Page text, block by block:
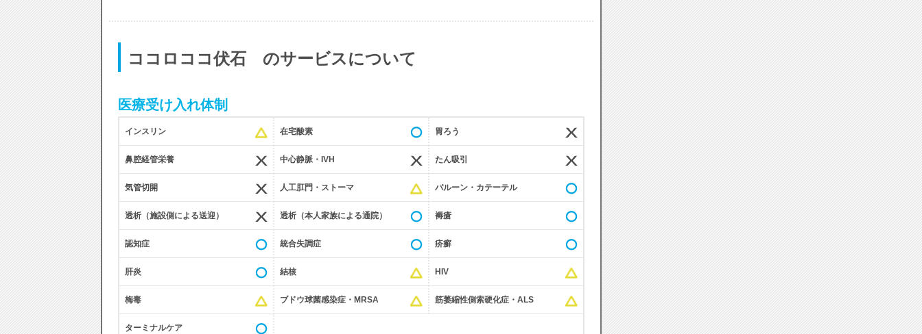
ココロココ伏石 のサービスについて
医療受け入れ体制
インスリン 在宅酸素 胃ろう
鼻腔経管栄養 中心静脈・IVH たん吸引
気管切開 人工肛門・ストーマ バルーン・カテーテル
透析（施設側による送迎） 透析（本人家族による通院） 褥瘡
認知症 統合失調症 疥癬
肝炎 結核 HIV
梅毒 ブドウ球菌感染症・MRSA 筋萎縮性側索硬化症・ALS
ターミナルケア